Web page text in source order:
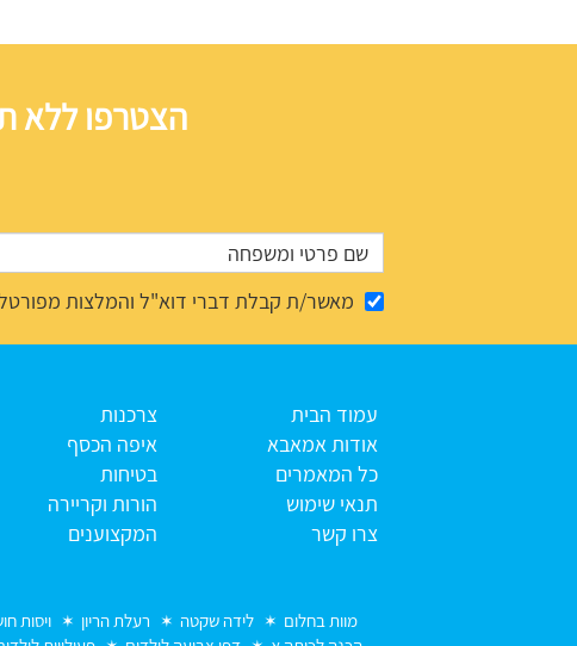
הצטרפו ללא
מאשר/ת קבלת דברי דוא"ל והמלצות
עמוד הבית
אודות אמאבא
כל המאמרים
תנאי שימוש
צרו קשר
צרכנות
איפה הכסף
בטיחות
הורות וקריירה
המקצוענים
מוות בחלום לידה שקטה רעלת הריון ויסות